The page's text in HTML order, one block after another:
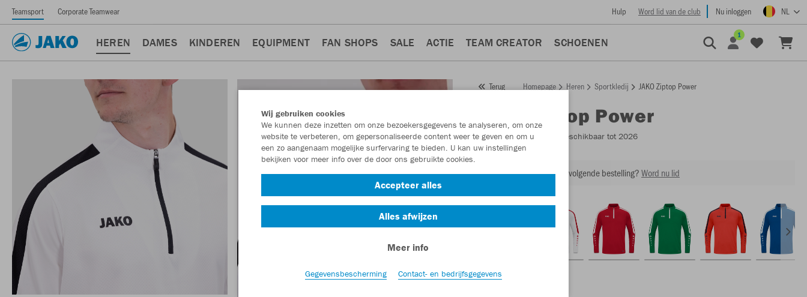
Teamsport Corporate Teamwear Hulp Word lid van de club Nu inloggen NL
HEREN DAMES KINDEREN EQUIPMENT FAN SHOPS SALE ACTIE TEAM CREATOR SCHOENEN
1
Terug Homepage Heren Sportkledij JAKO Ziptop Power
Ziptop Power
Artikelnummer: - Beschikbaar tot 2026
Zin in 30% korting op je volgende bestelling?Word nu lid
wit
Wij gebruiken cookies
We kunnen deze inzetten om onze bezoekersgegevens te analyseren, om onze
website te verbeteren, om gepersonaliseerde content weer te geven en om u
een zo aangenaam mogelijke surfervaring te bieden. U kan uw instellingen
bekijken voor meer info over de door ons gebruikte cookies.
Accepteer alles
Alles afwijzen
Meer info
Gegevensbescherming Contact- en bedrijfsgegevens